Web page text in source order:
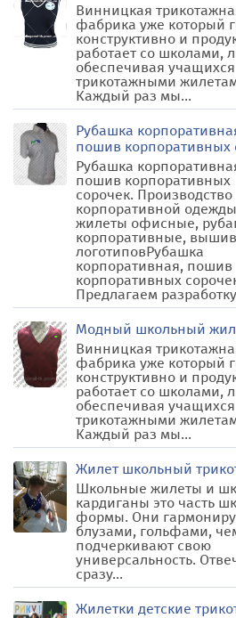
Винницкая
фабрика уже который
конструктивно и
работает со школами,
обеспечивая учащихся
трикотажными
Каждый раз мы...
Рубашка
пошив корпоративных
Рубашка
пошив корпоративных
сорочек. Производство
корпоративной
жилеты офисные,
корпоративные,
логотиповРубашка
корпоративная, пошив
корпоративных
Предлагаем
Модный школьный
Винницкая
фабрика уже который
конструктивно и
работает со школами,
обеспечивая учащихся
трикотажными
Каждый раз мы...
Жилет школьный
Школьные жилеты и
кардиганы это часть
формы. Они
блузами, гольфами,
подчеркивают свою
универсальность.
сразу...
Жилетки детские